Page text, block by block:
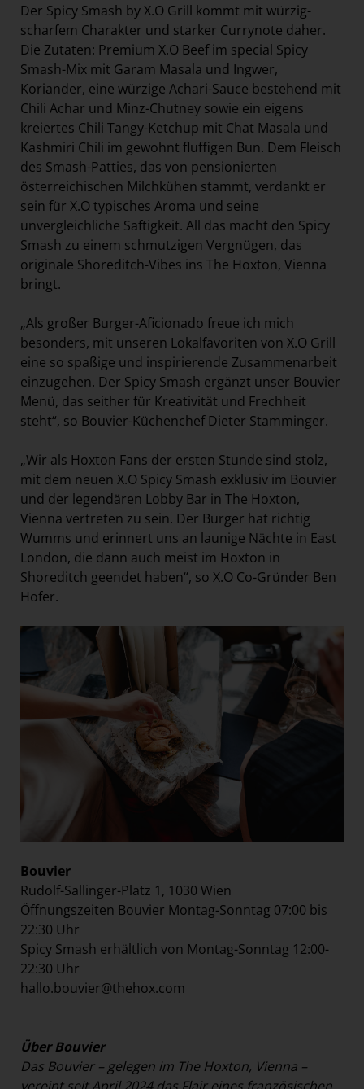
Der Spicy Smash by X.O Grill kommt mit würzig-
scharfem Charakter und starker Currynote daher.
Die Zutaten: Premium X.O Beef im special Spicy
Smash-Mix mit Garam Masala und Ingwer,
Koriander, eine würzige Achari-Sauce bestehend mit
Chili Achar und Minz-Chutney sowie ein eigens
kreiertes Chili Tangy-Ketchup mit Chat Masala und
Kashmiri Chili im gewohnt fluffigen Bun. Dem Fleisch
des Smash-Patties, das von pensionierten
österreichischen Milchkühen stammt, verdankt er
sein für X.O typisches Aroma und seine
unvergleichliche Saftigkeit. All das macht den Spicy
Smash zu einem schmutzigen Vergnügen, das
originale Shoreditch-Vibes ins The Hoxton, Vienna
bringt.
„Als großer Burger-Aficionado freue ich mich
besonders, mit unseren Lokalfavoriten von X.O Grill
eine so spaßige und inspirierende Zusammenarbeit
einzugehen. Der Spicy Smash ergänzt unser Bouvier
Menü, das seither für Kreativität und Frechheit
steht“, so Bouvier-Küchenchef Dieter Stamminger.
„Wir als Hoxton Fans der ersten Stunde sind stolz,
mit dem neuen X.O Spicy Smash exklusiv im Bouvier
und der legendären Lobby Bar in The Hoxton,
Vienna vertreten zu sein. Der Burger hat richtig
Wumms und erinnert uns an launige Nächte in East
London, die dann auch meist im Hoxton in
Shoreditch geendet haben“, so X.O Co-Gründer Ben
Hofer.
Bouvier
Rudolf-Sallinger-Platz 1, 1030 Wien
Öffnungszeiten Bouvier Montag-Sonntag 07:00 bis
22:30 Uhr
Spicy Smash erhältlich von Montag-Sonntag 12:00-
22:30 Uhr
hallo.bouvier@thehox.com
Über Bouvier
Das Bouvier – gelegen im The Hoxton, Vienna –